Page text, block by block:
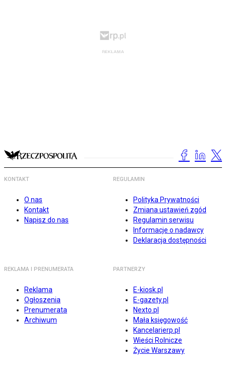
KONTAKT
O nas
Kontakt
Napisz do nas
REGULAMIN
Polityka Prywatności
Zmiana ustawień zgód
Regulamin serwisu
Informacje o nadawcy
Deklaracja dostępności
REKLAMA I PRENUMERATA
Reklama
Ogłoszenia
Prenumerata
Archiwum
PARTNERZY
E-kiosk.pl
E-gazety.pl
Nexto.pl
Mała księgowość
Kancelarierp.pl
Wieści Rolnicze
Życie Warszawy